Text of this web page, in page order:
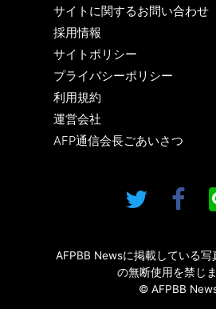
サイトに関するお問い合わせ
採用情報
サイトポリシー
プライバシーポリシー
利用規約
運営会社
AFP通信会長ごあいさつ
AFPBB Newsに掲載している
の無断使用を禁じま
© AFPBB